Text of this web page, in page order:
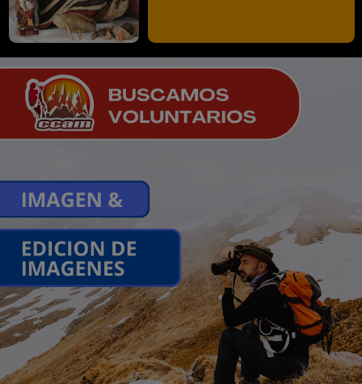
La historia de los
bustos de Perón y
Evita, colocados en
1954 en la cima del
cerro Aconcagua
religioso del
Oro Rojo de los
Christian Vitry, Montañista y